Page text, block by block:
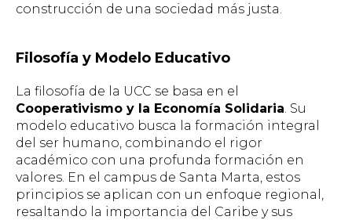
construcción de una sociedad más justa.
Filosofía y Modelo Educativo
La filosofía de la UCC se basa en el
Cooperativismo y la Economía Solidaria. Su
modelo educativo busca la formación integral
del ser humano, combinando el rigor
académico con una profunda formación en
valores. En el campus de Santa Marta, estos
principios se aplican con un enfoque regional,
resaltando la importancia del Caribe y sus